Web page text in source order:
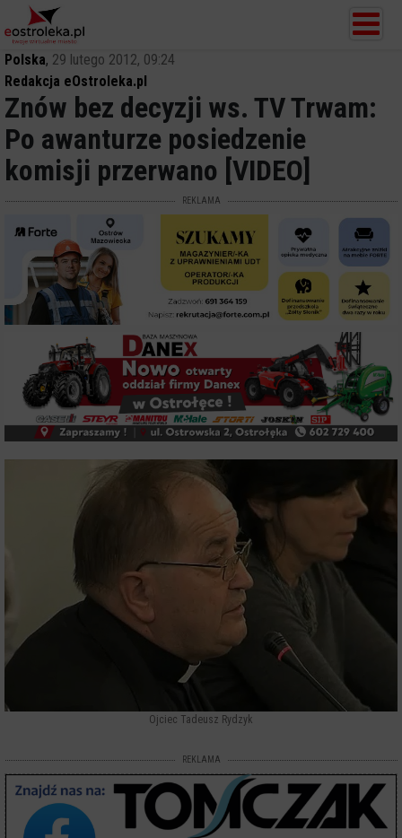
Polska, 29 lutego 2012, 09:24
Redakcja eOstroleka.pl
Znów bez decyzji ws. TV Trwam:
Po awanturze posiedzenie
komisji przerwano [VIDEO]
REKLAMA
Ojciec Tadeusz Rydzyk
REKLAMA